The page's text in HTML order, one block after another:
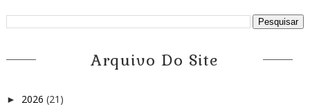
Arquivo Do Site
► 2026 (21)